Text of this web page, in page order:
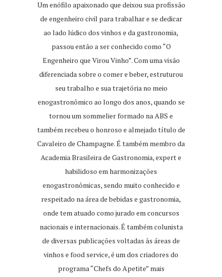
Um enófilo apaixonado que deixou sua profissão
de engenheiro civil para trabalhar e se dedicar
ao lado lúdico dos vinhos e da gastronomia,
passou então a ser conhecido como “O
Engenheiro que Virou Vinho”. Com uma visão
diferenciada sobre o comer e beber, estruturou
seu trabalho e sua trajetória no meio
enogastronômico ao longo dos anos, quando se
tornou um sommelier formado na ABS e
também recebeu o honroso e almejado título de
Cavaleiro de Champagne. É também membro da
Academia Brasileira de Gastronomia, expert e
habilidoso em harmonizações
enogastronômicas, sendo muito conhecido e
respeitado na área de bebidas e gastronomia,
onde tem atuado como jurado em concursos
nacionais e internacionais. É também colunista
de diversas publicações voltadas às áreas de
vinhos e food service, é um dos criadores do
programa “Chefs do Apetite” mais